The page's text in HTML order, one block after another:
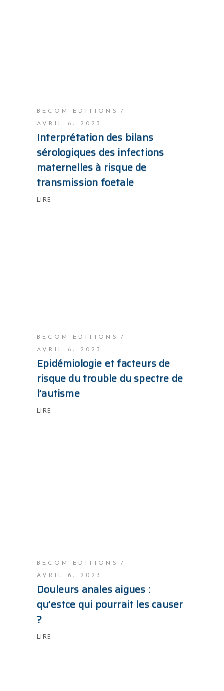
BECOM EDITIONS
AVRIL 6, 2023
Interprétation des bilans
sérologiques des infections
maternelles à risque de
transmission foetale
LIRE
BECOM EDITIONS
AVRIL 6, 2023
Epidémiologie et facteurs de
risque du trouble du spectre de
l’autisme
LIRE
BECOM EDITIONS
AVRIL 6, 2023
Douleurs anales aigues :
qu’estce qui pourrait les causer
?
LIRE